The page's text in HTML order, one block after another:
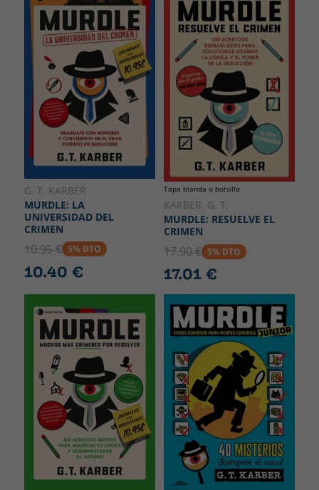
G. T. KARBER
MURDLE: LA
UNIVERSIDAD DEL
CRIMEN
10.95 € 5% DTO
10.40 €
Tapa blanda o bolsillo
KARBER, G. T.
MURDLE: RESUELVE EL
CRIMEN
17.90 € 5% DTO
17.01 €